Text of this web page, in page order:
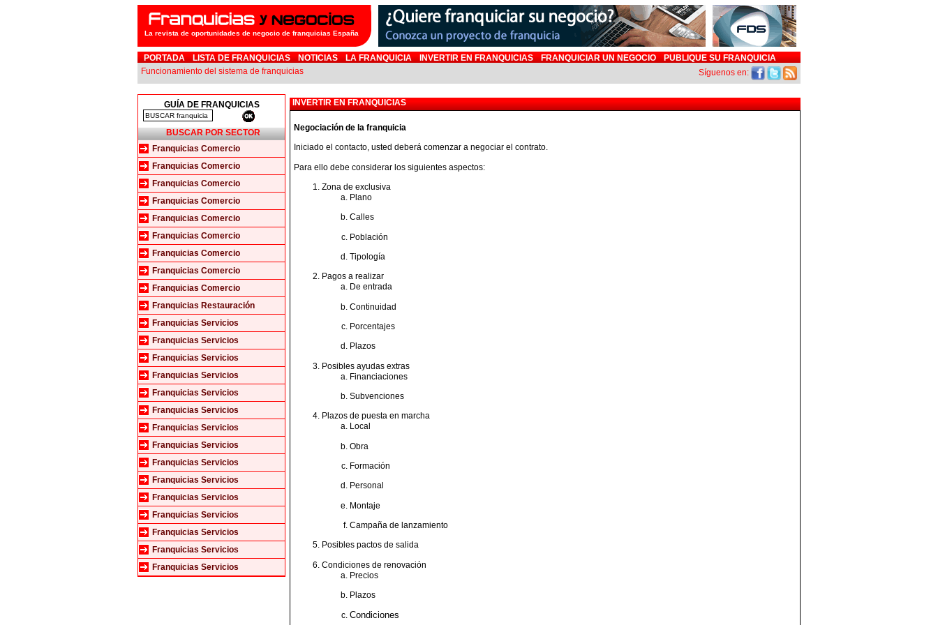
La revista de oportunidades de negocio de franquicias España
PORTADA LISTA DE FRANQUICIAS NOTICIAS LA FRANQUICIA INVERTIR EN FRANQUICIAS FRANQUICIAR UN NEGOCIO
PUBLIQUE SU FRANQUICIA
Funcionamiento del sistema de franquicias
Síguenos en:
GUÍA DE FRANQUICIAS
BUSCAR POR SECTOR
Franquicias Comercio
Franquicias Comercio
Franquicias Comercio
Franquicias Comercio
Franquicias Comercio
Franquicias Comercio
Franquicias Comercio
Franquicias Comercio
Franquicias Comercio
Franquicias Restauración
Franquicias Servicios
Franquicias Servicios
Franquicias Servicios
Franquicias Servicios
Franquicias Servicios
Franquicias Servicios
Franquicias Servicios
Franquicias Servicios
Franquicias Servicios
Franquicias Servicios
Franquicias Servicios
Franquicias Servicios
Franquicias Servicios
Franquicias Servicios
Franquicias Servicios
INVERTIR EN FRANQUICIAS
Negociación de la franquicia
Iniciado el contacto, usted deberá comenzar a negociar el contrato.
Para ello debe considerar los siguientes aspectos:
Zona de exclusiva
Plano
Calles
Población
Tipología
Pagos a realizar
De entrada
Continuidad
Porcentajes
Plazos
Posibles ayudas extras
Financiaciones
Subvenciones
Plazos de puesta en marcha
Local
Obra
Formación
Personal
Montaje
Campaña de lanzamiento
Posibles pactos de salida
Condiciones de renovación
Precios
Plazos
Condiciones